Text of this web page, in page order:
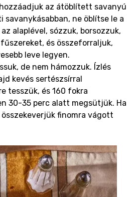
az átöblített savanyú
savanykásabban, ne öblítse le a
alaplével, sózzuk, borsozzuk,
és összeforraljuk,
leve legyen.
de nem hámozzuk. Ízlés
kevés sertészsírral
tesszük, és 160 fokra
30-35 perc alatt megsütjük. Ha
finomra vágott